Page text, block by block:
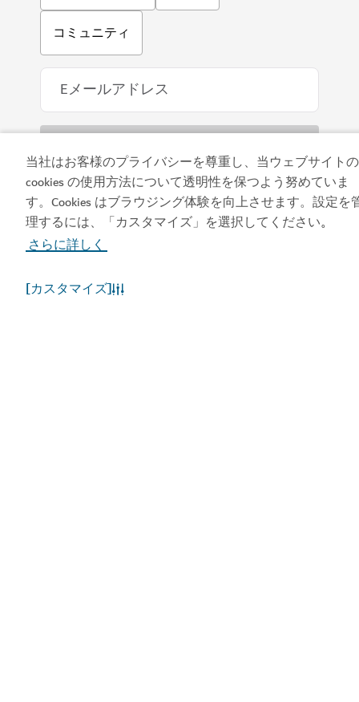
当社はお客様のプライバシーを尊重し、当ウェブサイトの
cookies の使用方法について透明性を保つよう努めていま
す。Cookies はブラウジング体験を向上させます。設定を
理するには、「カスタマイズ」を選択してください。
さらに詳しく
[カスタマイズ]
コミュニティ
アプリをダウンロード